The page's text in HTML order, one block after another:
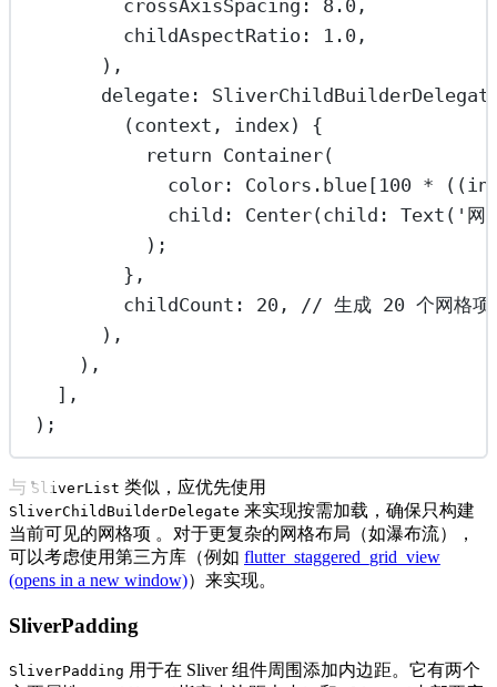
crossAxisSpacing : 8.0 ,
childAspectRatio : 1.0 ,
),
delegate :
(context, index) {
return Container(
color : Colors .blue[ 100 *
child : Center(child : Text ( '网
);
},
childCount : 20 , // 生成 20 个网格项
),
),
],
);
与 SliverList 类似，应优先使用
SliverChildBuilderDelegate 来实现按需加载，确保只构建
当前可见的网格项 。对于更复杂的网格布局（如瀑布流），
可以考虑使用第三方库（例如 flutter_staggered_grid_view
(opens in a new window)）来实现。
SliverPadding
SliverPadding 用于在 Sliver 组件周围添加内边距。它有两个